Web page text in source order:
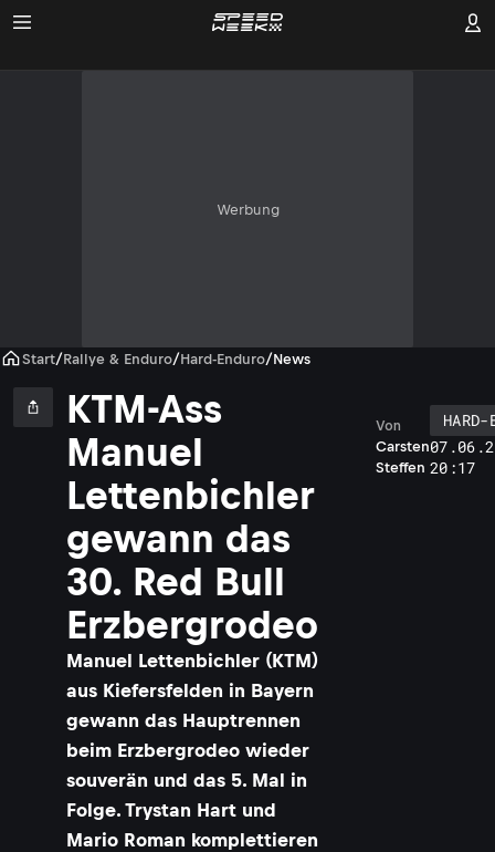
Werbung
Start/Rallye & Enduro/Hard-Enduro/News
KTM-Ass
Manuel
Lettenbichler
gewann das
30. Red Bull
Erzbergrodeo
Manuel Lettenbichler (KTM)
aus Kiefersfelden in Bayern
gewann das Hauptrennen
beim Erzbergrodeo wieder
souverän und das 5. Mal in
Folge. Trystan Hart und
Mario Roman komplettieren
Carsten
Steffen
Von
HARD-
20:17